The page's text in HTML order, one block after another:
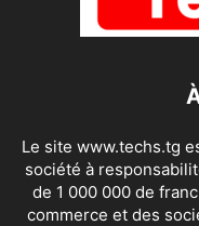
Le site www.techs.tg
société à
de 1 000 000 de
commerce et des